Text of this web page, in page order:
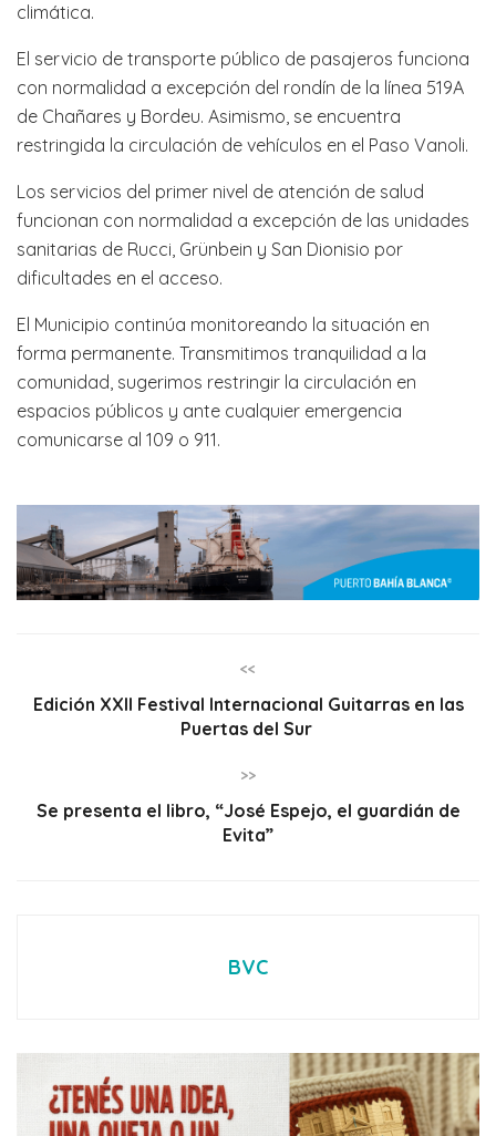
climática.
El servicio de transporte público de pasajeros funciona
con normalidad a excepción del rondín de la línea 519A
de Chañares y Bordeu. Asimismo, se encuentra
restringida la circulación de vehículos en el Paso Vanoli.
Los servicios del primer nivel de atención de salud
funcionan con normalidad a excepción de las unidades
sanitarias de Rucci, Grünbein y San Dionisio por
dificultades en el acceso.
El Municipio continúa monitoreando la situación en
forma permanente. Transmitimos tranquilidad a la
comunidad, sugerimos restringir la circulación en
espacios públicos y ante cualquier emergencia
comunicarse al 109 o 911.
<<
Edición XXII Festival Internacional Guitarras en las
Puertas del Sur
>>
Se presenta el libro, “José Espejo, el guardián de
Evita”
BVC